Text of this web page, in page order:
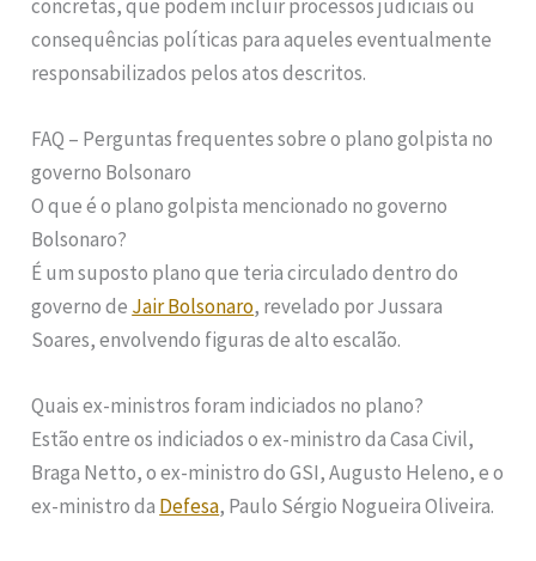
concretas, que podem incluir processos judiciais ou
consequências políticas para aqueles eventualmente
responsabilizados pelos atos descritos.
FAQ – Perguntas frequentes sobre o plano golpista no
governo Bolsonaro
O que é o plano golpista mencionado no governo
Bolsonaro?
É um suposto plano que teria circulado dentro do
governo de Jair Bolsonaro, revelado por Jussara
Soares, envolvendo figuras de alto escalão.
Quais ex-ministros foram indiciados no plano?
Estão entre os indiciados o ex-ministro da Casa Civil,
Braga Netto, o ex-ministro do GSI, Augusto Heleno, e o
ex-ministro da Defesa, Paulo Sérgio Nogueira Oliveira.